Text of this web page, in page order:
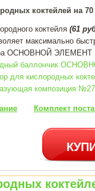
коктейлей на
коктейля (61
максимально
ОСНОВНОЙ ЭЛЕМЕНТ
баллончик
для кислородных
композиция №27
Комплект